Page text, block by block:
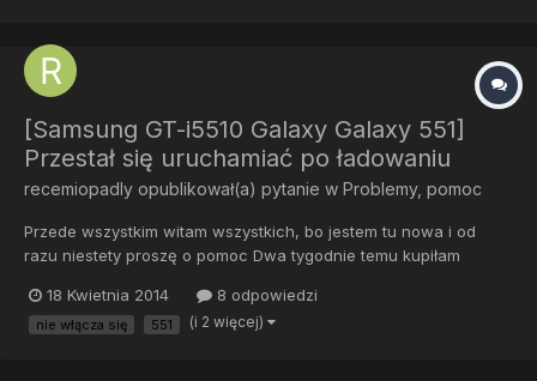
[Samsung GT-i5510 Galaxy Galaxy 551]
Przestał się uruchamiać po ładowaniu
recemiopadly opublikował(a) pytanie w Problemy, pomoc
Przede wszystkim witam wszystkich, bo jestem tu nowa i od
razu niestety proszę o pomoc Dwa tygodnie temu kupiłam
sprawny) i nagle podczas ładowania telefony wyłączył się i nie
ma możliwości włączenia go, nie reaguje na żadne skróty,
18 Kwietnia 2014 8 odpowiedzi
nie włącza się 551 (i 2 więcej)